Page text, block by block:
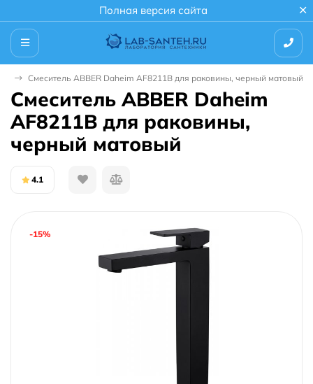
Полная версия сайта
Смеситель ABBER Daheim AF8211B для раковины, черный матовый
Смеситель ABBER Daheim
AF8211B для раковины,
черный матовый
4.1
-15%